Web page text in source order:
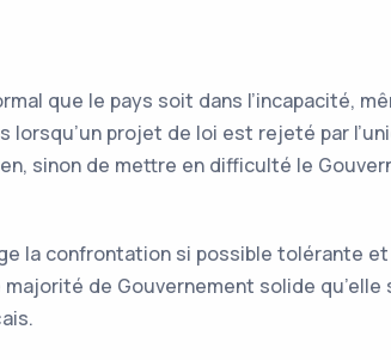
que le pays soit dans l’incapacité,
lorsqu’un projet de loi est rejeté par
sinon de mettre en difficulté le
la confrontation si possible tolérante
de Gouvernement solide